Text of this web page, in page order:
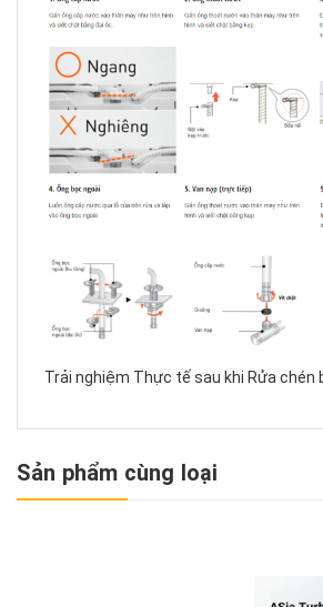
Trải nghiệm Thực tế sau khi Rửa chén
Sản phẩm cùng loại